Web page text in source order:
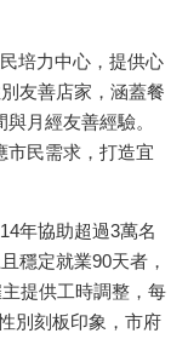
培力中心，提供心
友善店家，涵蓋餐
月經友善經驗。
市民需求，打造宜
年協助超過3萬名
穩定就業90天者，
提供工時調整，每
別刻板印象，市府